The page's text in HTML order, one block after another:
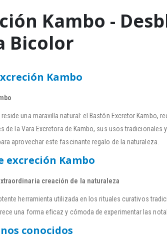
Kambo -
Bicolor
Kambo
una maravilla natural: el Bastón Excretor
de la Vara Excretora de Kambo, sus usos
aprovechar este fascinante regalo de la naturaleza.
excreción Kambo
creación de la naturaleza
herramienta utilizada en los rituales curativos
una forma eficaz y cómoda de experimentar las
conocidos